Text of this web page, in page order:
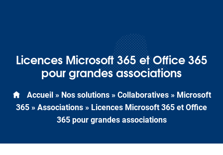
Licences Microsoft 365 et Office 365
pour grandes associations
Accueil» Nos solutions» Collaboratives» Microsoft
365 » Associations » Licences Microsoft 365 et Office
365 pour grandes associations